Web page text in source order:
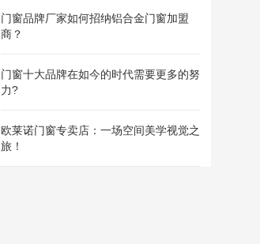
门窗品牌厂家如何招纳铝合金门窗加盟
商？
门窗十大品牌在如今的时代需要更多的努
力?
欧莱诺门窗专卖店：一场空间美学视觉之
旅！